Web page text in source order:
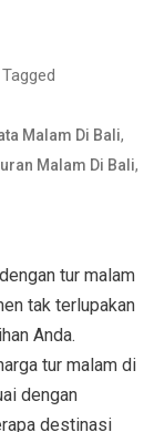
Tagged
Malam Di Bali,
Malam Di Bali,
tur malam
tak terlupakan
Anda.
tur malam di
dengan
destinasi